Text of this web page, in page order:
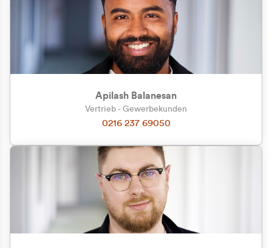
Zu welcher Kundengruppe
gehören Sie?
Privatkunde (inkl. MwSt.)
Geschäftskunde (exkl. MwSt.)
Apilash Balanesan
Vertrieb - Gewerbekunden
0216 237 69050